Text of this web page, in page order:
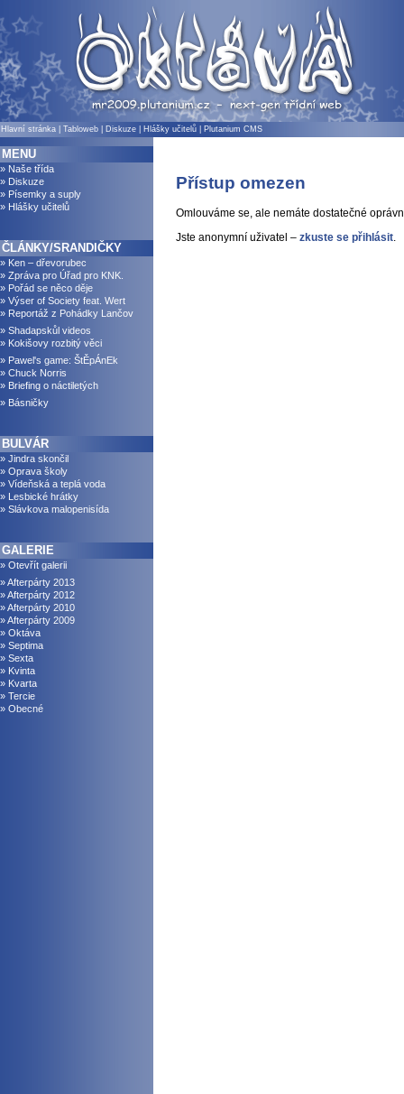
Hlavní stránka Tabloweb Diskuze Hlášky učitelů Plutanium CMS
MENU
» Naše třída
» Diskuze
» Písemky a suply
» Hlášky učitelů
ČLÁNKY/SRANDIČKY
» Ken – dřevorubec
» Zpráva pro Úřad pro KNK.
» Pořád se něco děje
» Výser of Society feat. Wert
» Reportáž z Pohádky Lančov
» Shadapskůl videos
» Kokišovy rozbitý věci
» Pawel's game: ŠtĚpÁnEk
» Chuck Norris
» Briefing o náctiletých
» Básničky
BULVÁR
» Jindra skončil
» Oprava školy
» Vídeňská a teplá voda
» Lesbické hrátky
» Slávkova malopenisída
GALERIE
» Otevřít galerii
» Afterpárty 2013
» Afterpárty 2012
» Afterpárty 2010
» Afterpárty 2009
» Oktáva
» Septima
» Sexta
» Kvinta
» Kvarta
» Tercie
» Obecné
Přístup omezen
Omlouváme se, ale nemáte dostatečné
Jste anonymní uživatel – zkuste se přihlásit.